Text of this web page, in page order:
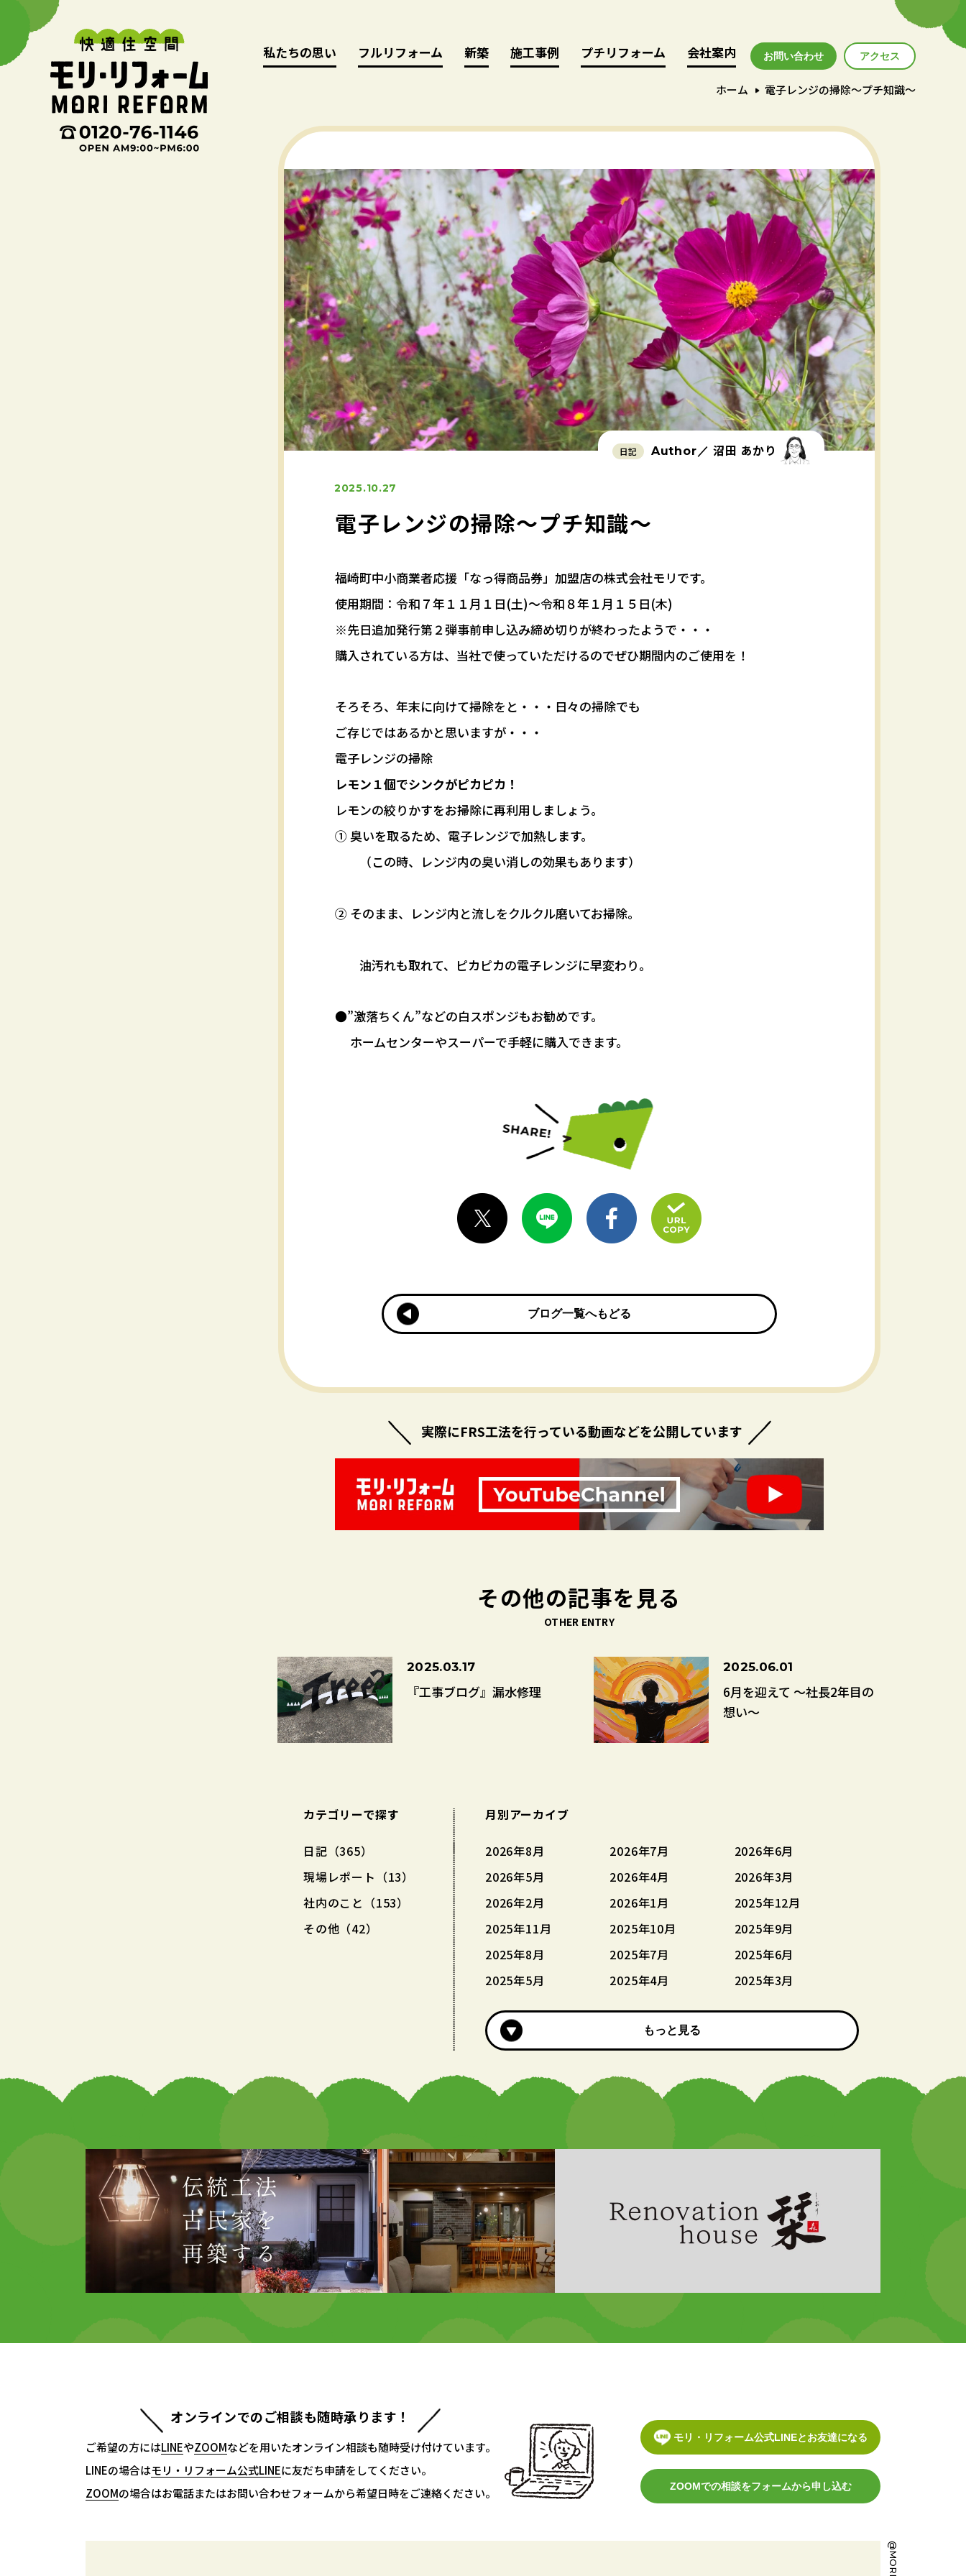
私たちの思い
私たちの思い フルリフォーム
フルリフォーム 新築
新築 施工事例
施工事例 プチリフォーム
プチリフォーム 会社案内
会社案内 お問い合わせ アクセス
アクセス
ホーム 電子レンジの掃除～プチ知識～
日記 Author／沼田 あかり
2025.10.27
電子レンジの掃除～プチ知識～
福崎町中小商業者応援「なっ得商品券」加盟店の株式会社モリです。
使用期間：令和７年１１月１日(土)～令和８年１月１５日(木)
※先日追加発行第２弾事前申し込み締め切りが終わったようで・・・
購入されている方は、当社で使っていただけるのでぜひ期間内のご使用を！
そろそろ、年末に向けて掃除をと・・・日々の掃除でも
ご存じではあるかと思いますが・・・
電子レンジの掃除
レモン１個でシンクがピカピカ！
レモンの絞りかすをお掃除に再利用しましょう。
① 臭いを取るため、電子レンジで加熱します。
（この時、レンジ内の臭い消しの効果もあります）
② そのまま、レンジ内と流しをクルクル磨いてお掃除。
油汚れも取れて、ピカピカの電子レンジに早変わり。
●”激落ちくん”などの白スポンジもお勧めです。
ホームセンターやスーパーで手軽に購入できます。
ブログ一覧へもどる
ブログ一覧へもどる
実際にFRS工法を行っている動画などを公開しています
その他の記事を見る
OTHER ENTRY
2025.03.17
『工事ブログ』漏水修理
2025.06.01
6月を迎えて ～社長2年目の
想い～
カテゴリーで探す
日記（365）
現場レポート（13）
社内のこと（153）
その他（42）
月別アーカイブ
2026年8月 2026年7月
2026年6月
2026年5月
2026年4月
2026年3月
2026年2月
2026年1月
2025年12月
2025年11月
2025年10月
2025年9月
2025年8月
2025年7月
2025年6月
2025年5月
2025年4月 2025年3月
もっと見る
もっと見る
オンラインでのご相談も随時承ります！
ご希望の方にはLINE
LINEやZOOM
ZOOMなどを用いたオンライン相談も随時受け付けています。
LINEの場合はモリ・リフォーム公式LINE
モリ・リフォーム公式LINEに友だち申請をしてください。
ZOOM
ZOOMの場合はお電話またはお問い合わせフォームから希望日時をご連絡ください。
モリ・リフォーム公式LINEとお友達になる
ZOOMでの相談をフォームから申し込む